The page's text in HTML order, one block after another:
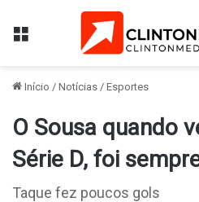
Menu
Início / Notícias / Esportes
O Sousa quando
Série D, foi
Taque fez poucos gols